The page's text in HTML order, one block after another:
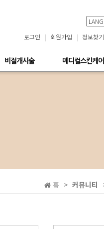
로그인 회원가입 정보찾기
비절개시술 메디컬스킨케어
홈 커뮤니티